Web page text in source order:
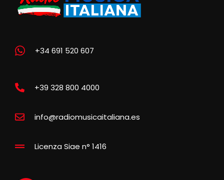
+34 691 520 607
+39 328 800 4000
info@radiomusicaitaliana.es
Licenza Siae n° 1416